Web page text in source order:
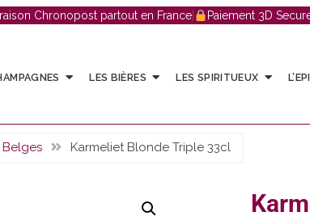
Chronopost partout en France| Paiement 3D
LES BIÈRES LES SPIRITUEUX
Belges Karmeliet Blonde Triple 33cl